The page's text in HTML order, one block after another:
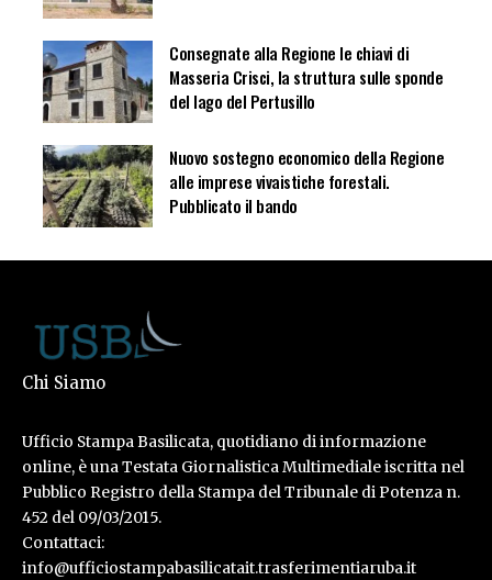
Consegnate alla Regione le chiavi di
Masseria Crisci, la struttura sulle sponde
del lago del Pertusillo
Nuovo sostegno economico della Regione
alle imprese vivaistiche forestali.
Pubblicato il bando
Chi Siamo
Ufficio Stampa Basilicata, quotidiano di informazione
online, è una Testata Giornalistica Multimediale iscritta nel
Pubblico Registro della Stampa del Tribunale di Potenza n.
452 del 09/03/2015.
Contattaci:
info@ufficiostampabasilicatait.trasferimentiaruba.it